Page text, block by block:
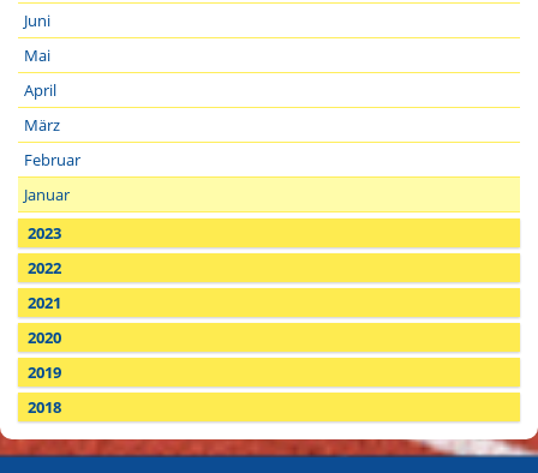
Juni
Mai
April
März
Februar
Januar
2023
2022
2021
2020
2019
2018